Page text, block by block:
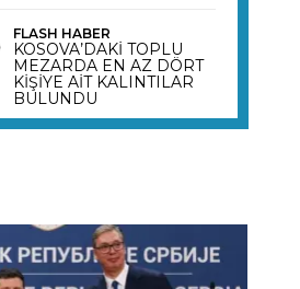
FLASH HABER
KOSOVA’DAKİ TOPLU
MEZARDA EN AZ DÖRT
KİŞİYE AİT KALINTILAR
BULUNDU